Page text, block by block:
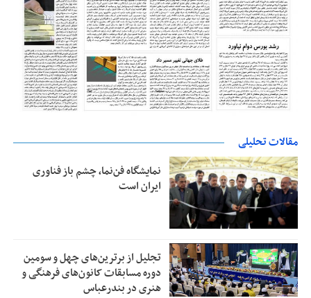
مقالات تحلیلی
نمایشگاه فن‌نما، چشم باز فناوری
ایران است
تجلیل از بر‌ترین‌های چهل و سومین
دوره مسابقات کانون‌های فرهنگی و
هنری در بندرعباس